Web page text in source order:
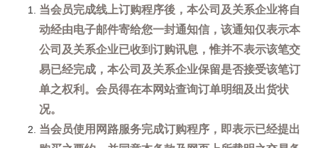
当会员完成线上订购程序後，本公司及关系企业将自
动经由电子邮件寄给您一封通知信，该通知仅表示本
公司及关系企业已收到订购讯息，惟并不表示该笔交
易已经完成，本公司及关系企业保留是否接受该笔订
单之权利。会员得在本网站查询订单明细及出货状
况。
当会员使用网路服务完成订购程序，即表示已经提出